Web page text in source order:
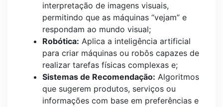
interpretação de imagens visuais,
permitindo que as máquinas “vejam” e
respondam ao mundo visual;
Robótica: Aplica a inteligência artificial
para criar máquinas ou robôs capazes de
realizar tarefas físicas complexas e;
Sistemas de Recomendação: Algoritmos
que sugerem produtos, serviços ou
informações com base em preferências e